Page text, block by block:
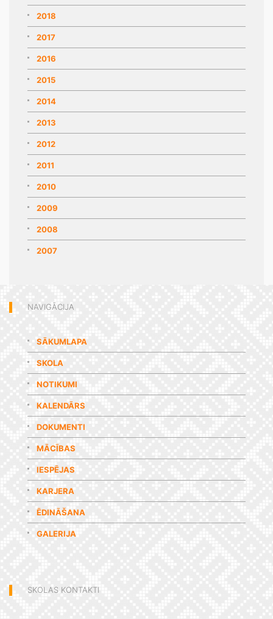
2018
2017
2016
2015
2014
2013
2012
2011
2010
2009
2008
2007
NAVIGĀCIJA
SĀKUMLAPA
SKOLA
NOTIKUMI
KALENDĀRS
DOKUMENTI
MĀCĪBAS
IESPĒJAS
KARJERA
ĒDINĀŠANA
GALERIJA
SKOLAS KONTAKTI